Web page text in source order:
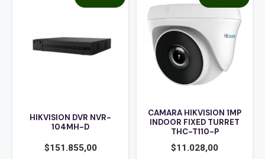
HIKVISION DVR NVR-
104MH-D
$151.855,00
CAMARA HIKVISION 1MP
INDOOR FIXED TURRET
THC-T110-P
$11.028,00